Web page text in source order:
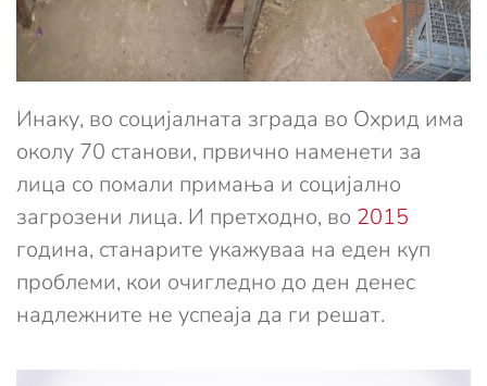
Инаку, во социјалната зграда во Охрид има
околу 70 станови, првично наменети за
лица со помали примања и социјално
загрозени лица. И претходно, во 2015
година, станарите укажуваа на еден куп
проблеми, кои очигледно до ден денес
надлежните не успеаја да ги решат.